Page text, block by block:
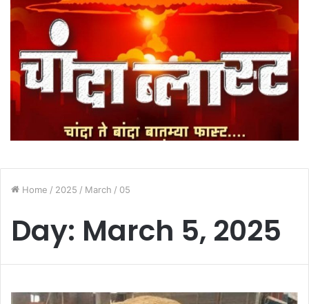
Home / 2025 / March / 05
Day: March 5, 2025